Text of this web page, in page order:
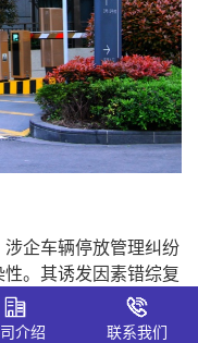
企车辆停放管理纠纷
。其诱发因素错综复
介绍 联系我们